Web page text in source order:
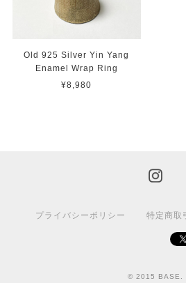
Old 925 Silver Yin Yang
Enamel Wrap Ring
¥8,980
プライバシーポリシー 特定商取
© 2015 BASE.